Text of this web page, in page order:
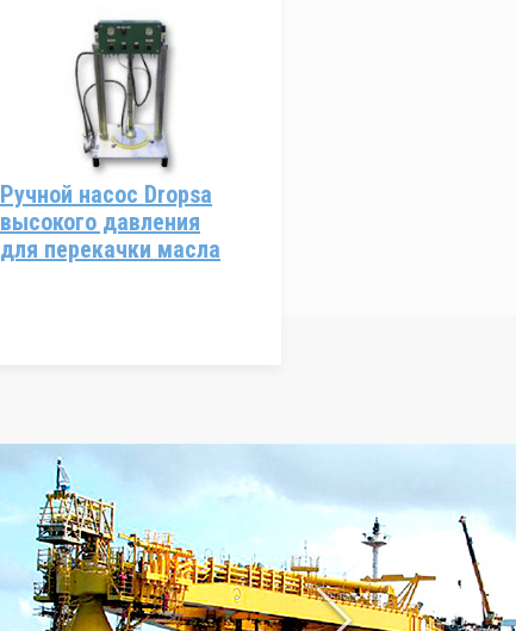
Ручной насос Dropsa
высокого давления
для перекачки масла